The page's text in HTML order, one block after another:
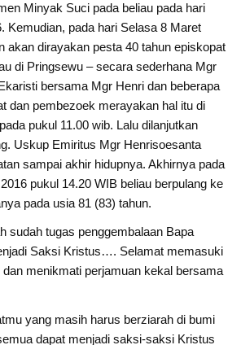
Minyak Suci pada beliau pada hari
Kemudian, pada hari Selasa 8 Maret
akan dirayakan pesta 40 tahun episkopat
di Pringsewu – secara sederhana Mgr
bersama Mgr Henri dan beberapa
dan pembezoek merayakan hal itu di
pukul 11.00 wib. Lalu dilanjutkan
Uskup Emiritus Mgr Henrisoesanta
sampai akhir hidupnya. Akhirnya pada
pukul 14.20 WIB beliau berpulang ke
pada usia 81 (83) tahun.
sudah tugas penggembalaan Bapa
Saksi Kristus…. Selamat memasuki
dan menikmati perjamuan kekal bersama
yang masih harus berziarah di bumi
dapat menjadi saksi-saksi Kristus